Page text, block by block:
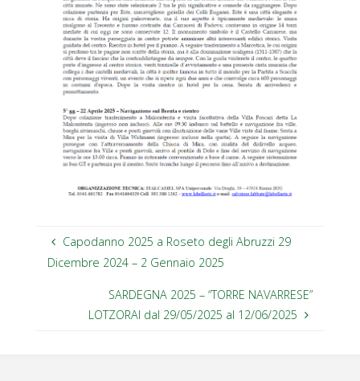
Capodanno 2025 a Roseto degli Abruzzi 29
Dicembre 2024 – 2 Gennaio 2025
SARDEGNA 2025 – “TORRE NAVARRESE”
LOTZORAI dal 29/05/2025 al 12/06/2025